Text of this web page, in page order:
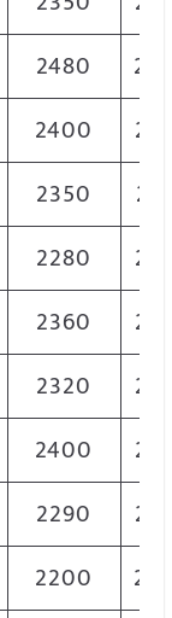
2480
2400
2350
2280
2360
2320
2400
2290
2200